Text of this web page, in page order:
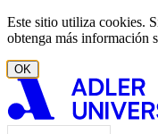
Ir al contenido
Este sitio utiliza cookies.
obtenga más información
OK